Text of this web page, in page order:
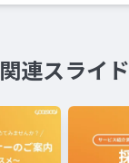
関連スライド